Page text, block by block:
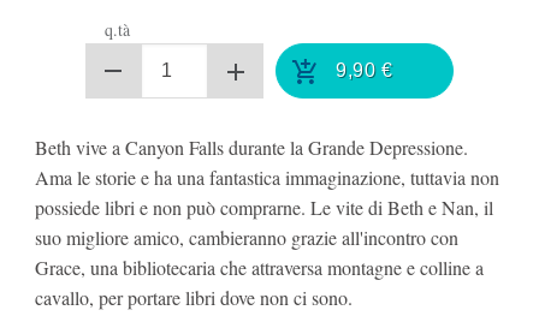
q.tà
9,90€
Beth vive a Canyon Falls durante la Grande Depressione.
Ama le storie e ha una fantastica immaginazione, tuttavia non
possiede libri e non può comprarne. Le vite di Beth e Nan, il
suo migliore amico, cambieranno grazie all'incontro con
Grace, una bibliotecaria che attraversa montagne e colline a
cavallo, per portare libri dove non ci sono.